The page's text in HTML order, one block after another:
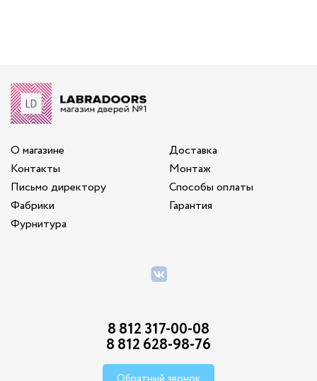
О магазине
Контакты
Письмо директору
Фабрики
Фурнитура
Доставка
Монтаж
Способы оплаты
Гарантия
8 812 317-00-08
8 812 628-98-76